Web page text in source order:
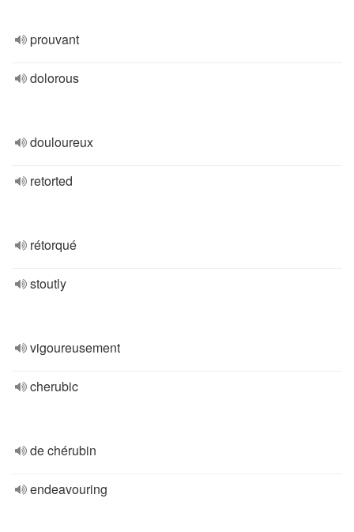
prouvant
dolorous
douloureux
retorted
rétorqué
stoutly
vigoureusement
cherubic
de chérubin
endeavouring